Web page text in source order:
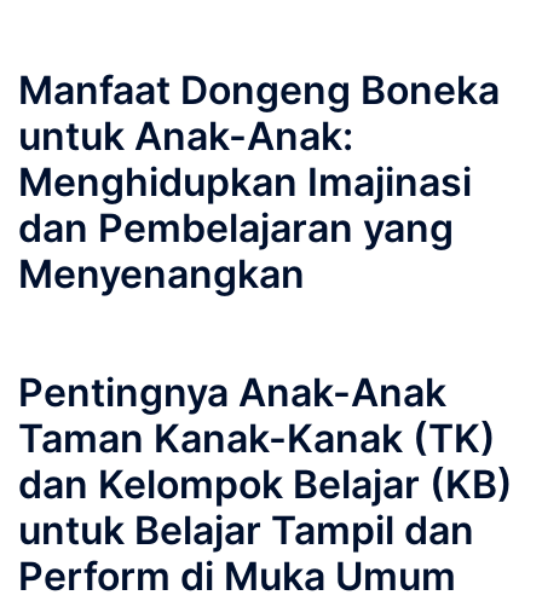
Manfaat Dongeng Boneka
untuk Anak-Anak:
Menghidupkan Imajinasi
dan Pembelajaran yang
Menyenangkan
Pentingnya Anak-Anak
Taman Kanak-Kanak (TK)
dan Kelompok Belajar (KB)
untuk Belajar Tampil dan
Perform di Muka Umum